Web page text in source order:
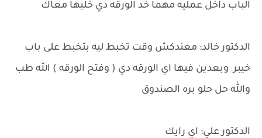
الباب داخل عمليه مهما خد الورقه دي خليها معاك
الدكتور خالد: معندكش وقت تخبط ليه بتخبط على باب
خيبر وبعدين فيها اي الورقه دي ( وفتح الورقه ) الله طب
والله حل حلو بره الصندوق
الدكتور علي: اي رايك